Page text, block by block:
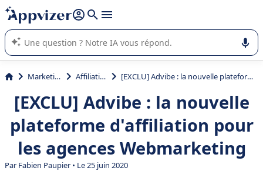
répondre (plusieurs lignes avec
L'IA de Appvizer vous guide dans l'utilisation ou la sélection de
logiciel SaaS en entreprise.
Marketing Affiliation [EXCLU] Advibe : la nouvelle plateforme d'affiliation pour les agences Webmarketing
[EXCLU] Advibe : la nouvelle
plateforme d'affiliation pour
les agences Webmarketing
Par Fabien Paupier • Le 25 juin 2020